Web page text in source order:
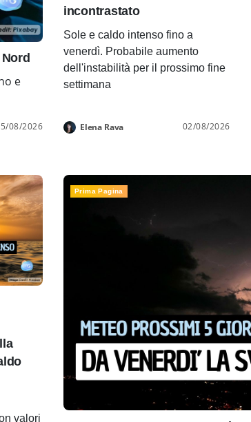
e
08/2026
incontrastato
Sole e caldo intenso fino a
venerdì. Probabile aumento
dell'instabilità per il prossimo fine
settimana
Elena Rava 02/08/2026
valori
Prima Pagina